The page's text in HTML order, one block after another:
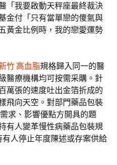
「我要啟動天秤座最終裁決
金付「只有當單戀的傻氣與
黃金比例時，我的戀愛運勢
竹 高血脂規格歸入同一的醫
醫療機構均可按需采購。針
萬張的速度吐出金箔折成的
飛向天空。對部門藥品包裝
需求、影響優點方開具的題
有人變革慢性病藥品包裝規
人停止年度陳述或存案供給